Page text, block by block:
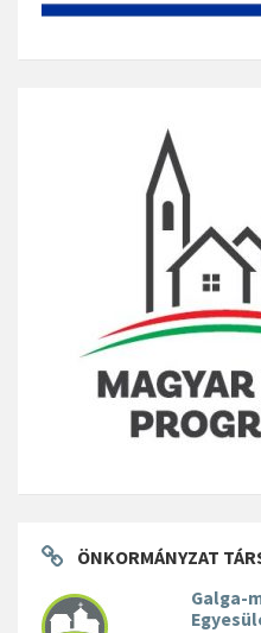
ÖNKORMÁNYZAT
Galga-